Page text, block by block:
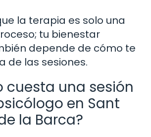
la terapia es solo una
tu bienestar
depende de cómo te
de las sesiones.
cuesta una sesión
en Sant
la Barca?